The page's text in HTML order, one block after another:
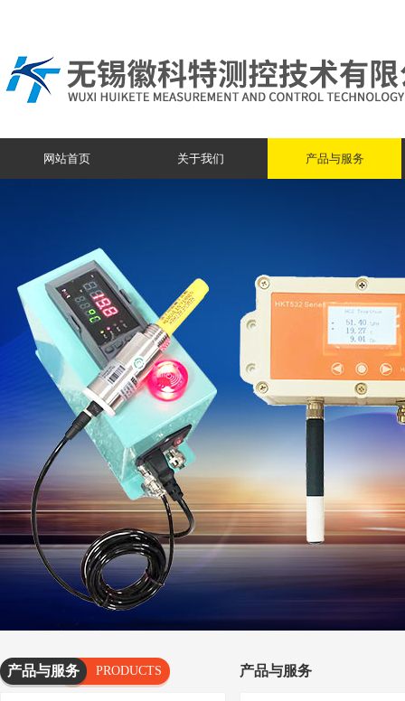
网站首页 关于我们 产品与服务
产品与服务
PRODUCTS
产品与服务